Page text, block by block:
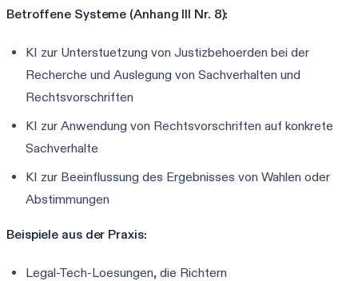
Betroffene Systeme (Anhang III Nr. 8):
KI zur Unterstuetzung von Justizbehoerden bei der
Recherche und Auslegung von Sachverhalten und
Rechtsvorschriften
KI zur Anwendung von Rechtsvorschriften auf konkrete
Sachverhalte
KI zur Beeinflussung des Ergebnisses von Wahlen oder
Abstimmungen
Beispiele aus der Praxis:
Legal-Tech-Loesungen, die Richtern